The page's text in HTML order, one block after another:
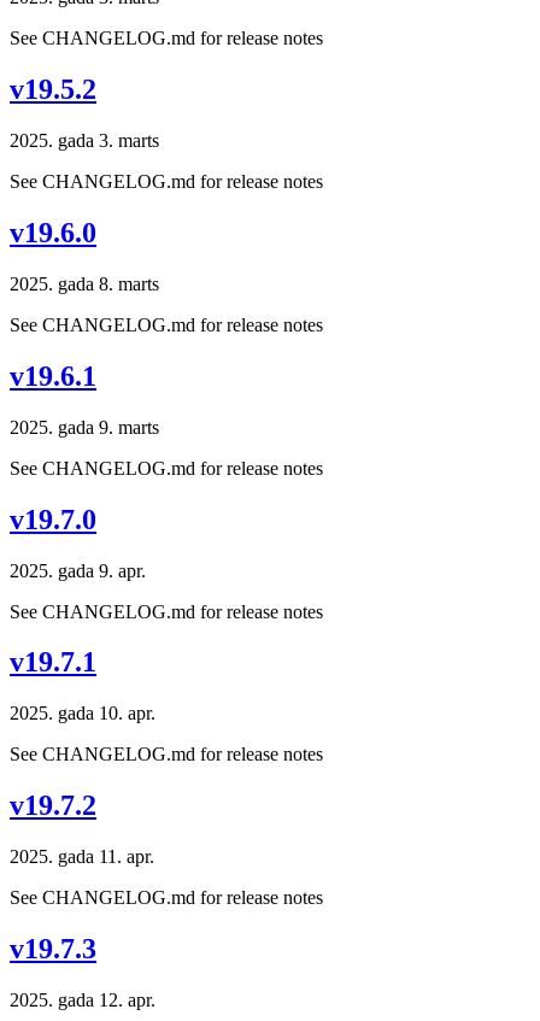
See CHANGELOG.md for release notes
v19.5.2
2025. gada 3. marts
See CHANGELOG.md for release notes
v19.6.0
2025. gada 8. marts
See CHANGELOG.md for release notes
v19.6.1
2025. gada 9. marts
See CHANGELOG.md for release notes
v19.7.0
2025. gada 9. apr.
See CHANGELOG.md for release notes
v19.7.1
2025. gada 10. apr.
See CHANGELOG.md for release notes
v19.7.2
2025. gada 11. apr.
See CHANGELOG.md for release notes
v19.7.3
2025. gada 12. apr.